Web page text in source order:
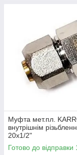
Муфта мет.пл.
внутрішнім
20х1/2"
Готово до відправки